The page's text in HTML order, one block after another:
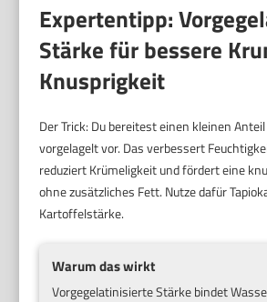
Expertentipp:
Stärke für bessere
Knusprigkeit
Der Trick: Du bereitest einen kleinen
vorgelagelt vor. Das verbessert
reduziert Krümeligkeit und fördert eine
ohne zusätzliches Fett. Nutze dafür
Kartoffelstärke.
Warum das wirkt
Vorgegelatinisierte Stärke bindet